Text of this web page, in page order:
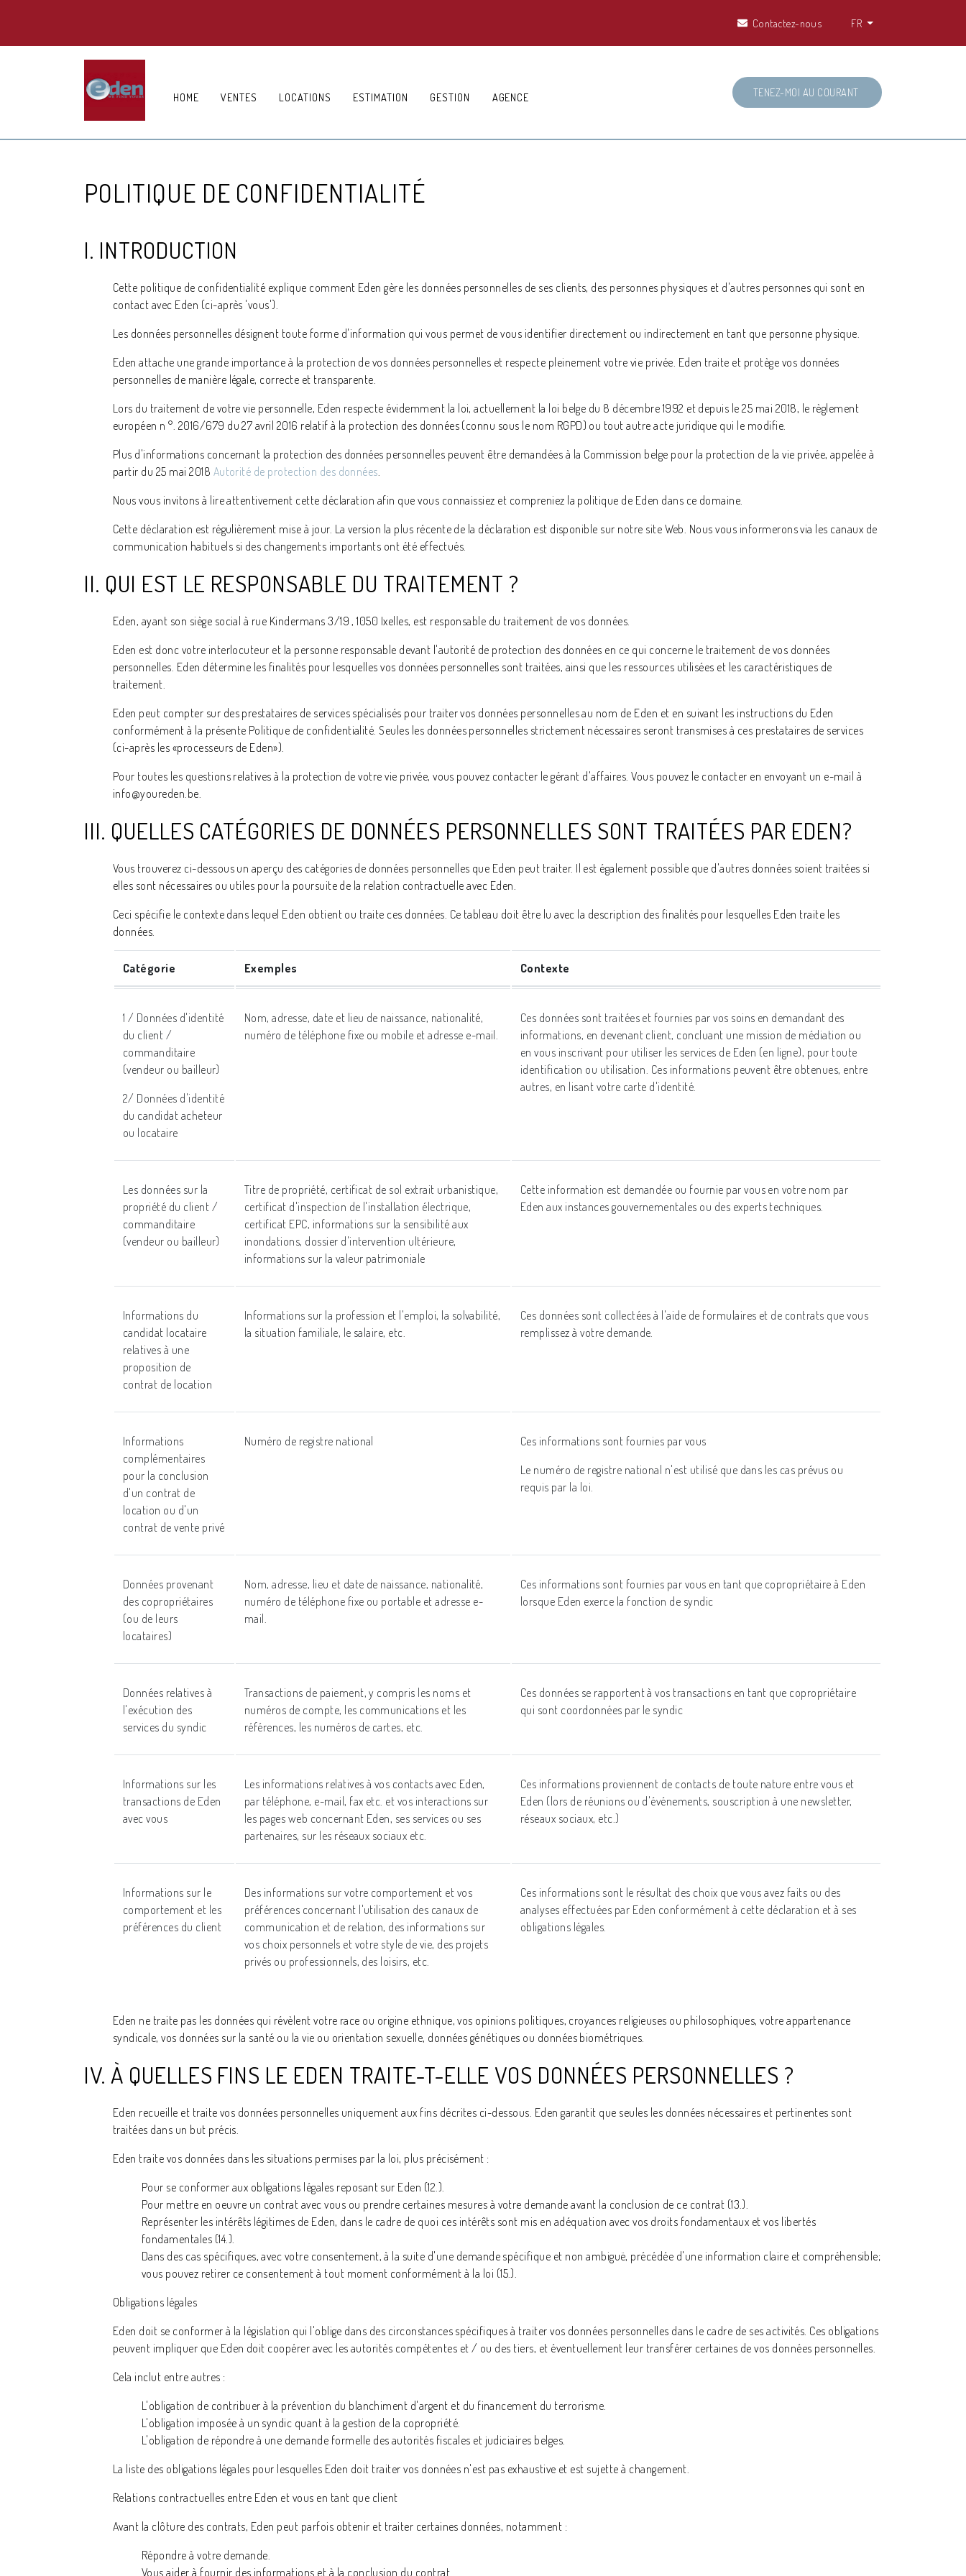
Contactez-nous FR
HOME VENTES LOCATIONS ESTIMATION GESTION AGENCE TENEZ-MOI AU COURANT
POLITIQUE DE CONFIDENTIALITÉ
I. INTRODUCTION
Cette politique de confidentialité explique comment Eden gère les données personnelles de ses clients, des personnes physiques et d'autres personnes qui sont en
contact avec Eden (ci-après 'vous').
Les données personnelles désignent toute forme d'information qui vous permet de vous identifier directement ou indirectement en tant que personne physique.
Eden attache une grande importance à la protection de vos données personnelles et respecte pleinement votre vie privée. Eden traite et protège vos données
personnelles de manière légale, correcte et transparente.
Lors du traitement de votre vie personnelle, Eden respecte évidemment la loi, actuellement la loi belge du 8 décembre 1992 et depuis le 25 mai 2018, le règlement
européen n °. 2016/679 du 27 avril 2016 relatif à la protection des données (connu sous le nom RGPD) ou tout autre acte juridique qui le modifie.
Plus d'informations concernant la protection des données personnelles peuvent être demandées à la Commission belge pour la protection de la vie privée, appelée à
partir du 25 mai 2018 Autorité de protection des données.
Nous vous invitons à lire attentivement cette déclaration afin que vous connaissiez et compreniez la politique de Eden dans ce domaine.
Cette déclaration est régulièrement mise à jour. La version la plus récente de la déclaration est disponible sur notre site Web. Nous vous informerons via les canaux de
communication habituels si des changements importants ont été effectués.
II. QUI EST LE RESPONSABLE DU TRAITEMENT ?
Eden, ayant son siège social à rue Kindermans 3/19 , 1050 Ixelles, est responsable du traitement de vos données.
Eden est donc votre interlocuteur et la personne responsable devant l'autorité de protection des données en ce qui concerne le traitement de vos données
personnelles. Eden détermine les finalités pour lesquelles vos données personnelles sont traitées, ainsi que les ressources utilisées et les caractéristiques de
traitement.
Eden peut compter sur des prestataires de services spécialisés pour traiter vos données personnelles au nom de Eden et en suivant les instructions du Eden
conformément à la présente Politique de confidentialité. Seules les données personnelles strictement nécessaires seront transmises à ces prestataires de services
(ci-après les «processeurs de Eden»).
Pour toutes les questions relatives à la protection de votre vie privée, vous pouvez contacter le gérant d'affaires. Vous pouvez le contacter en envoyant un e-mail à
info@youreden.be.
III. QUELLES CATÉGORIES DE DONNÉES PERSONNELLES SONT TRAITÉES PAR EDEN?
Vous trouverez ci-dessous un aperçu des catégories de données personnelles que Eden peut traiter. Il est également possible que d'autres données soient traitées si
elles sont nécessaires ou utiles pour la poursuite de la relation contractuelle avec Eden.
Ceci spécifie le contexte dans lequel Eden obtient ou traite ces données. Ce tableau doit être lu avec la description des finalités pour lesquelles Eden traite les
données.
Catégorie Exemples Contexte
1 / Données d'identité
du client /
commanditaire
(vendeur ou bailleur)
2/ Données d'identité
du candidat acheteur
ou locataire
Nom, adresse, date et lieu de naissance, nationalité,
numéro de téléphone fixe ou mobile et adresse e-mail.
Ces données sont traitées et fournies par vos soins en demandant des
informations, en devenant client, concluant une mission de médiation ou
en vous inscrivant pour utiliser les services de Eden (en ligne), pour toute
identification ou utilisation. Ces informations peuvent être obtenues, entre
autres, en lisant votre carte d'identité.
Les données sur la
propriété du client /
commanditaire
(vendeur ou bailleur)
Titre de propriété, certificat de sol extrait urbanistique,
certificat d'inspection de l'installation électrique,
certificat EPC, informations sur la sensibilité aux
inondations, dossier d'intervention ultérieure,
informations sur la valeur patrimoniale
Cette information est demandée ou fournie par vous en votre nom par
Eden aux instances gouvernementales ou des experts techniques.
Informations du
candidat locataire
relatives à une
proposition de
contrat de location
Informations sur la profession et l'emploi, la solvabilité,
la situation familiale, le salaire, etc.
Ces données sont collectées à l'aide de formulaires et de contrats que vous
remplissez à votre demande.
Informations
complémentaires
pour la conclusion
d'un contrat de
location ou d'un
contrat de vente privé
Numéro de registre national
Ces informations sont fournies par vous
Le numéro de registre national n'est utilisé que dans les cas prévus ou
requis par la loi.
Données provenant
des copropriétaires
(ou de leurs
locataires)
Nom, adresse, lieu et date de naissance, nationalité,
numéro de téléphone fixe ou portable et adresse e-
mail.
Ces informations sont fournies par vous en tant que copropriétaire à Eden
lorsque Eden exerce la fonction de syndic
Données relatives à
l'exécution des
services du syndic
Transactions de paiement, y compris les noms et
numéros de compte, les communications et les
références, les numéros de cartes, etc.
Ces données se rapportent à vos transactions en tant que copropriétaire
qui sont coordonnées par le syndic
Informations sur les
transactions de Eden
avec vous
Les informations relatives à vos contacts avec Eden,
par téléphone, e-mail, fax etc. et vos interactions sur
les pages web concernant Eden, ses services ou ses
partenaires, sur les réseaux sociaux etc.
Ces informations proviennent de contacts de toute nature entre vous et
Eden (lors de réunions ou d'événements, souscription à une newsletter,
réseaux sociaux, etc.)
Informations sur le
comportement et les
préférences du client
Des informations sur votre comportement et vos
préférences concernant l'utilisation des canaux de
communication et de relation, des informations sur
vos choix personnels et votre style de vie, des projets
privés ou professionnels, des loisirs, etc.
Ces informations sont le résultat des choix que vous avez faits ou des
analyses effectuées par Eden conformément à cette déclaration et à ses
obligations légales.
Eden ne traite pas les données qui révèlent votre race ou origine ethnique, vos opinions politiques, croyances religieuses ou philosophiques, votre appartenance
syndicale, vos données sur la santé ou la vie ou orientation sexuelle, données génétiques ou données biométriques.
IV. À QUELLES FINS LE EDEN TRAITE-T-ELLE VOS DONNÉES PERSONNELLES ?
Eden recueille et traite vos données personnelles uniquement aux fins décrites ci-dessous. Eden garantit que seules les données nécessaires et pertinentes sont
traitées dans un but précis.
Eden traite vos données dans les situations permises par la loi, plus précisément :
Pour se conformer aux obligations légales reposant sur Eden (12.).
Pour mettre en oeuvre un contrat avec vous ou prendre certaines mesures à votre demande avant la conclusion de ce contrat (13.).
Représenter les intérêts légitimes de Eden, dans le cadre de quoi ces intérêts sont mis en adéquation avec vos droits fondamentaux et vos libertés
fondamentales (14.).
Dans des cas spécifiques, avec votre consentement, à la suite d'une demande spécifique et non ambiguë, précédée d'une information claire et compréhensible;
vous pouvez retirer ce consentement à tout moment conformément à la loi (15.).
Obligations légales
Eden doit se conformer à la législation qui l'oblige dans des circonstances spécifiques à traiter vos données personnelles dans le cadre de ses activités. Ces obligations
peuvent impliquer que Eden doit coopérer avec les autorités compétentes et / ou des tiers, et éventuellement leur transférer certaines de vos données personnelles.
Cela inclut entre autres :
L'obligation de contribuer à la prévention du blanchiment d'argent et du financement du terrorisme.
L'obligation imposée à un syndic quant à la gestion de la copropriété.
L'obligation de répondre à une demande formelle des autorités fiscales et judiciaires belges.
La liste des obligations légales pour lesquelles Eden doit traiter vos données n'est pas exhaustive et est sujette à changement.
Relations contractuelles entre Eden et vous en tant que client
Avant la clôture des contrats, Eden peut parfois obtenir et traiter certaines données, notamment :
Répondre à votre demande.
Vous aider à fournir des informations et à la conclusion du contrat.